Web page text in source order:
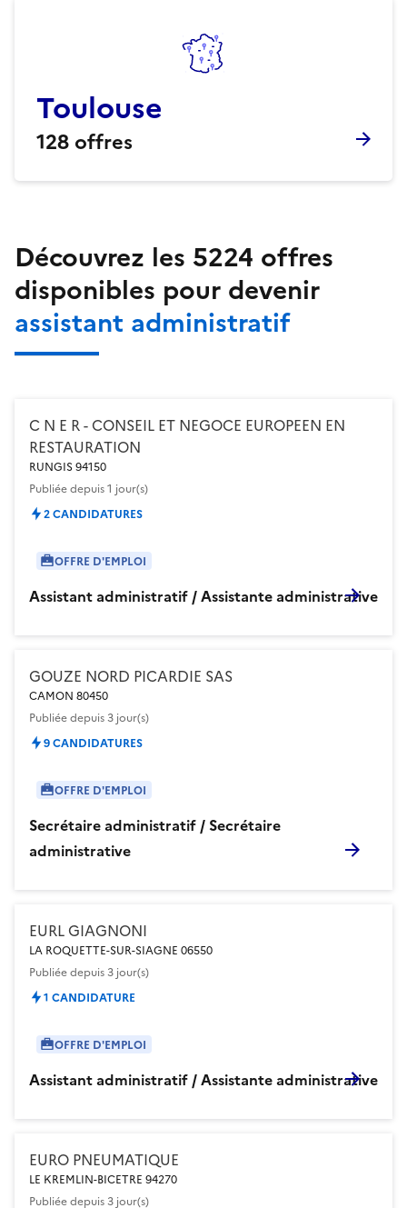
Toulouse
128 offres
Découvrez les 5224 offres
disponibles pour devenir
assistant administratif
Assistant administratif / Assistante administrative
C N E R - CONSEIL ET NEGOCE EUROPEEN EN
RESTAURATION
RUNGIS 94150
Publiéedepuis 1 jour(s)
2 CANDIDATURES
OFFRE D'EMPLOI
Secrétaire administratif / Secrétaire
administrative
GOUZE NORD PICARDIE SAS
CAMON 80450
Publiéedepuis 3 jour(s)
9 CANDIDATURES
OFFRE D'EMPLOI
Assistant administratif / Assistante administrative
EURL GIAGNONI
LA ROQUETTE-SUR-SIAGNE 06550
Publiéedepuis 3 jour(s)
1 CANDIDATURE
OFFRE D'EMPLOI
EURO PNEUMATIQUE
LE KREMLIN-BICETRE 94270
Publiéedepuis 3 jour(s)